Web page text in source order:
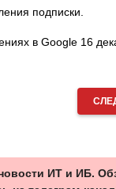
подписки.
в Google 16
ИТ и ИБ.